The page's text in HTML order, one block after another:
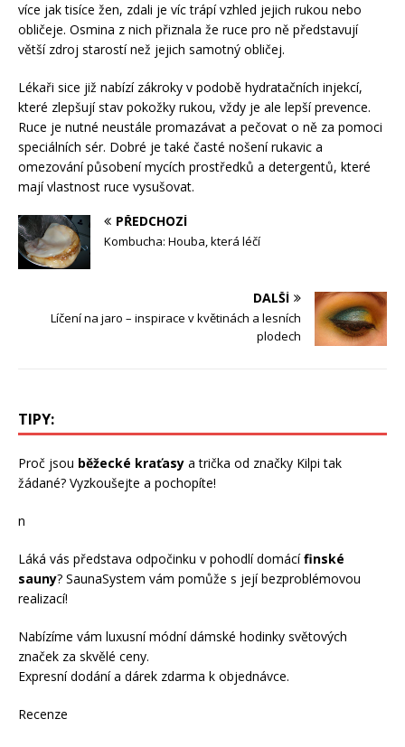
více jak tisíce žen, zdali je víc trápí vzhled jejich rukou nebo
obličeje. Osmina z nich přiznala že ruce pro ně představují
větší zdroj starostí než jejich samotný obličej.
Lékaři sice již nabízí zákroky v podobě hydratačních injekcí,
které zlepšují stav pokožky rukou, vždy je ale lepší prevence.
Ruce je nutné neustále promazávat a pečovat o ně za pomoci
speciálních sér. Dobré je také časté nošení rukavic a
omezování působení mycích prostředků a detergentů, které
mají vlastnost ruce vysušovat.
PŘEDCHOZÍ
Kombucha: Houba, která léčí
DALŠÍ
Líčení na jaro – inspirace v květinách a lesních
plodech
TIPY:
Proč jsou běžecké kraťasy a trička od značky Kilpi tak
žádané? Vyzkoušejte a pochopíte!
n
Láká vás představa odpočinku v pohodlí domácífinské
sauny? SaunaSystem vám pomůže s její bezproblémovou
realizací!
Nabízíme vám luxusní módnídámské hodinky světových
značek za skvělé ceny.
Expresní dodání a dárek zdarma k objednávce.
Recenze